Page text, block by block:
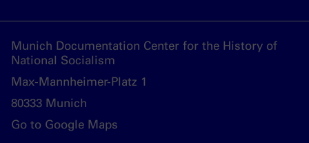
Munich Documentation Center for the History of
National Socialism
Max-Mannheimer-Platz 1
80333 Munich
Go to Google Maps